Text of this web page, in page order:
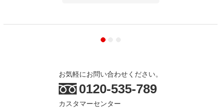
お気軽にお問い合わせください。
0120-535-789
カスタマーセンター